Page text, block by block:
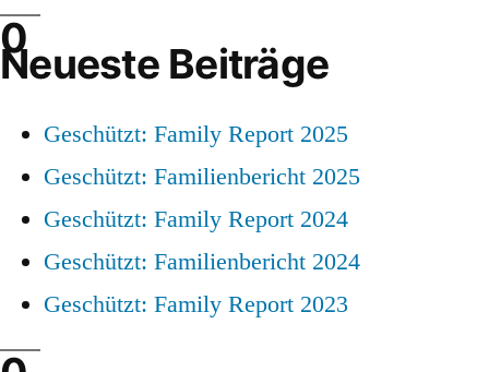
Beiträge
Neueste Beiträge
Geschützt: Family Report 2025
Geschützt: Familienbericht 2025
Geschützt: Family Report 2024
Geschützt: Familienbericht 2024
Geschützt: Family Report 2023